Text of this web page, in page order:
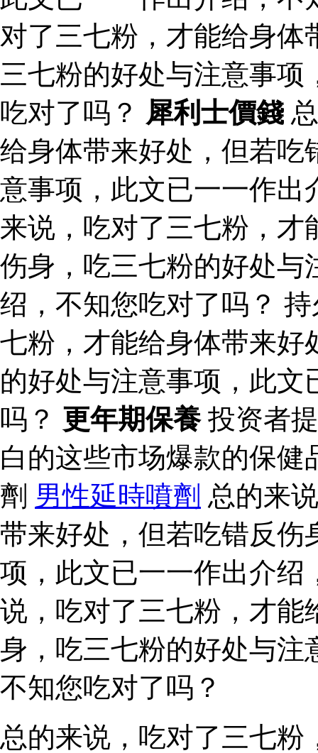
对了三七粉，才能给身
三七粉的好处与注意事
吃对了吗？ 犀利士價錢
给身体带来好处，但若吃
意事项，此文已一一作出
来说，吃对了三七粉，才
伤身，吃三七粉的好处与
绍，不知您吃对了吗？
七粉，才能给身体带来好
的好处与注意事项，此
吗？ 更年期保養投资者
白的这些市场爆款的保
劑 男性延時噴劑 总的来
带来好处，但若吃错反伤
项，此文已一一作出介绍
说，吃对了三七粉，才能
身，吃三七粉的好处与注
不知您吃对了吗？
总的来说，吃对了三七